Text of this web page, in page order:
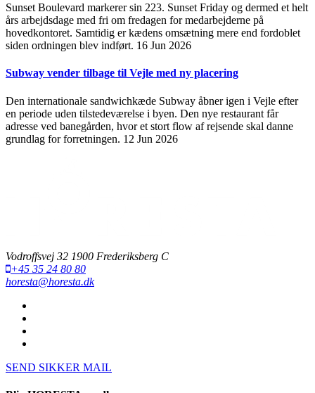
Sunset Boulevard markerer sin 223. Sunset Friday og dermed et helt
års arbejdsdage med fri om fredagen for medarbejderne på
hovedkontoret. Samtidig er kædens omsætning mere end fordoblet
siden ordningen blev indført. 16 Jun 2026
Subway vender tilbage til Vejle med ny placering
Den internationale sandwichkæde Subway åbner igen i Vejle efter
en periode uden tilstedeværelse i byen. Den nye restaurant får
adresse ved banegården, hvor et stort flow af rejsende skal danne
grundlag for forretningen. 12 Jun 2026
Vodroffsvej 32 1900 Frederiksberg C
+45 35 24 80 80
horesta@horesta.dk
SEND SIKKER MAIL